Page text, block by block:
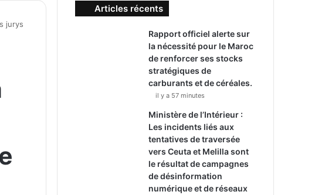
jurys
Articles récents
Rapport officiel alerte sur
la nécessité pour le Maroc
de renforcer ses stocks
stratégiques de
carburants et de céréales.
il y a 57 minutes
Ministère de l’Intérieur :
Les incidents liés aux
tentatives de traversée
vers Ceuta et Melilla sont
le résultat de campagnes
de désinformation
numérique et de réseaux